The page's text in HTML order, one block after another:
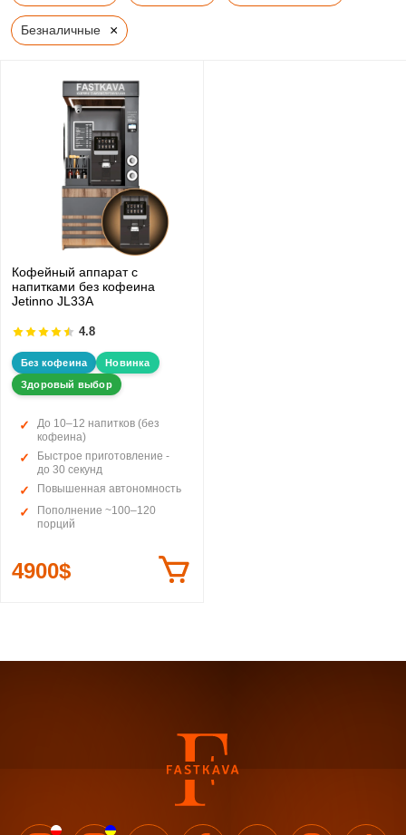
Безналичные ×
Кофейный аппарат с
напитками без кофеина
Jetinno JL33А
4.8
Без кофеина
Новинка
Здоровый выбор
До 10–12 напитков (без
кофеина)
Быстрое приготовление -
до 30 секунд
Повышенная автономность
Пополнение ~100–120
порций
4900$